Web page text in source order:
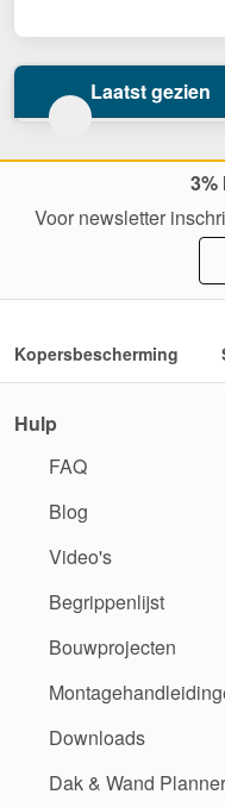
Laatst gezien
Voor newsletter
Kopersbescherming
Hulp
FAQ
Blog
Video's
Begrippenlijst
Bouwprojecten
Downloads
Dak & Wand Planner